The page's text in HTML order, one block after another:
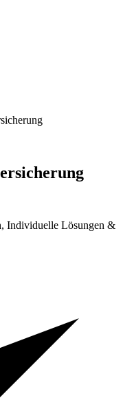
, Individuelle Lösungen &